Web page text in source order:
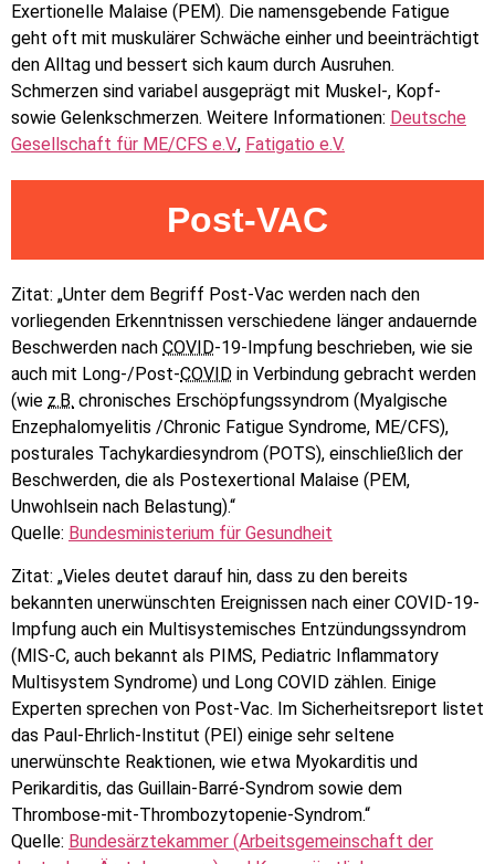
Exertionelle Malaise (PEM). Die namensgebende Fatigue
geht oft mit muskulärer Schwäche einher und beeinträchtigt
den Alltag und bessert sich kaum durch Ausruhen.
Schmerzen sind variabel ausgeprägt mit Muskel-, Kopf-
sowie Gelenkschmerzen. Weitere Informationen: Deutsche
Gesellschaft für ME/CFS e.V., Fatigatio e.V.
Post-VAC
Zitat: „Unter dem Begriff Post-Vac werden nach den
vorliegenden Erkenntnissen verschiedene länger andauernde
Beschwerden nach COVID-19-Impfung beschrieben, wie sie
auch mit Long-/Post-COVID in Verbindung gebracht werden
(wie z.B. chronisches Erschöpfungssyndrom (Myalgische
Enzephalomyelitis /Chronic Fatigue Syndrome, ME/CFS),
posturales Tachykardiesyndrom (POTS), einschließlich der
Beschwerden, die als Postexertional Malaise (PEM,
Unwohlsein nach Belastung).“
Quelle: Bundesministerium für Gesundheit
Zitat: „Vieles deutet darauf hin, dass zu den bereits
bekannten unerwünschten Ereignissen nach einer COVID-19-
Impfung auch ein Multisystemisches Entzündungssyndrom
(MIS-C, auch bekannt als PIMS, Pediatric Inflammatory
Multisystem Syndrome) und Long COVID zählen. Einige
Experten sprechen von Post-Vac. Im Sicherheitsreport listet
das Paul-Ehrlich-Institut (PEI) einige sehr seltene
unerwünschte Reaktionen, wie etwa Myokarditis und
Perikarditis, das Guillain-Barré-Syndrom sowie dem
Thrombose-mit-Thrombozytopenie-Syndrom.“
Quelle: Bundesärztekammer (Arbeitsgemeinschaft der